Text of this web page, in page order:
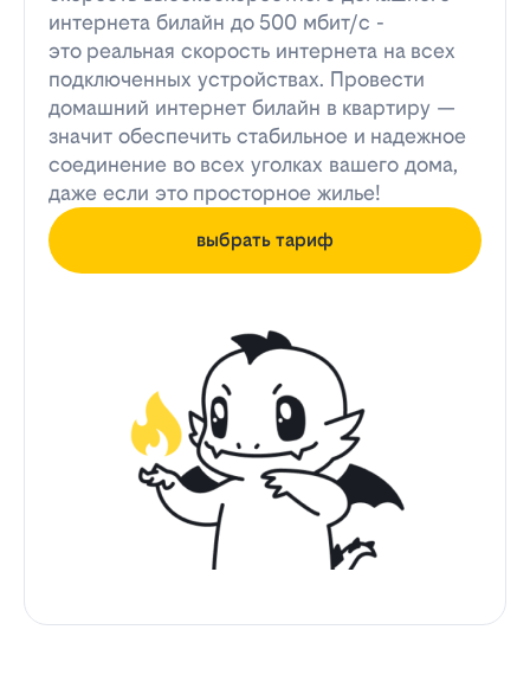
интернета билайн до 500 мбит/с -
это реальная скорость интернета на всех
подключенных устройствах. Провести
домашний интернет билайн в квартиру —
значит обеспечить стабильное и надежное
соединение во всех уголках вашего дома,
даже если это просторное жилье!
выбрать тариф